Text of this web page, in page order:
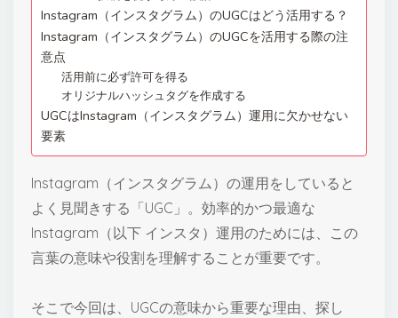
Instagram（インスタグラム）のUGCはどう活用する？
Instagram（インスタグラム）のUGCを活用する際の注
意点
活用前に必ず許可を得る
オリジナルハッシュタグを作成する
UGCはInstagram（インスタグラム）運用に欠かせない
要素
Instagram（インスタグラム）の運用をしていると
よく見聞きする「UGC」。効率的かつ最適な
Instagram（以下 インスタ）運用のためには、この
言葉の意味や役割を理解することが重要です。
そこで今回は、UGCの意味から重要な理由、探し